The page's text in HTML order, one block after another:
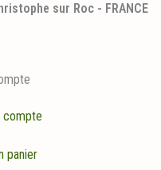
sur Roc - FRANCE
compte
panier